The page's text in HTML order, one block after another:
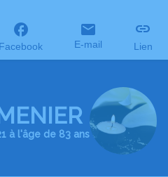
Facebook E-mail Lien
à l'âge de 83 ans